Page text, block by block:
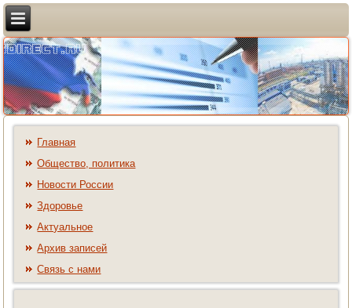
Главная
Общество, политика
Новости России
Здоровье
Актуальное
Архив записей
Связь с нами